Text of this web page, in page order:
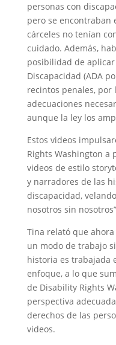
personas con
pero se encontraban
cárceles no tenían
cuidado. Además,
posibilidad de aplicar
Discapacidad (ADA
recintos penales, por
adecuaciones
aunque la ley los
Estos videos
Rights Washington a
videos de estilo
y narradores de las
discapacidad,
nosotros sin
Tina relató que
un modo de trabajo
historia es trabajada
enfoque, a lo que
de Disability Rights
perspectiva
derechos de las
videos.